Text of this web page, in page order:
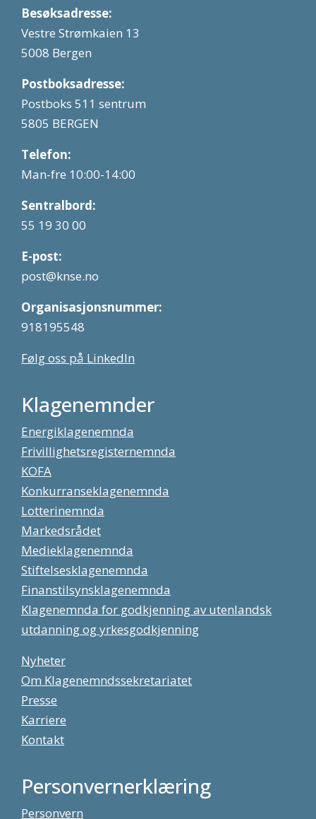
Besøksadresse:
Vestre Strømkaien 13
5008 Bergen
Postboksadresse:
Postboks 511 sentrum
5805 BERGEN
Telefon:
Man-fre 10:00-14:00
Sentralbord:
55 19 30 00
E-post:
post@knse.no
Organisasjonsnummer:
918195548
Følg oss på LinkedIn
Klagenemnder
Energiklagenemnda
Frivillighetsregisternemnda
KOFA
Konkurranseklagenemnda
Lotterinemnda
Markedsrådet
Medieklagenemnda
Stiftelsesklagenemnda
Finanstilsynsklagenemnda
Klagenemnda for godkjenning av utenlandsk
utdanning og yrkesgodkjenning
Nyheter
Om Klagenemndssekretariatet
Presse
Karriere
Kontakt
Personvernerklæring
Personvern